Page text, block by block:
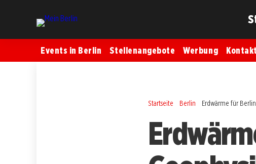
Events in Berlin Stellenangebote Werbung Kontakt
Startseite Berlin Erdwärme für